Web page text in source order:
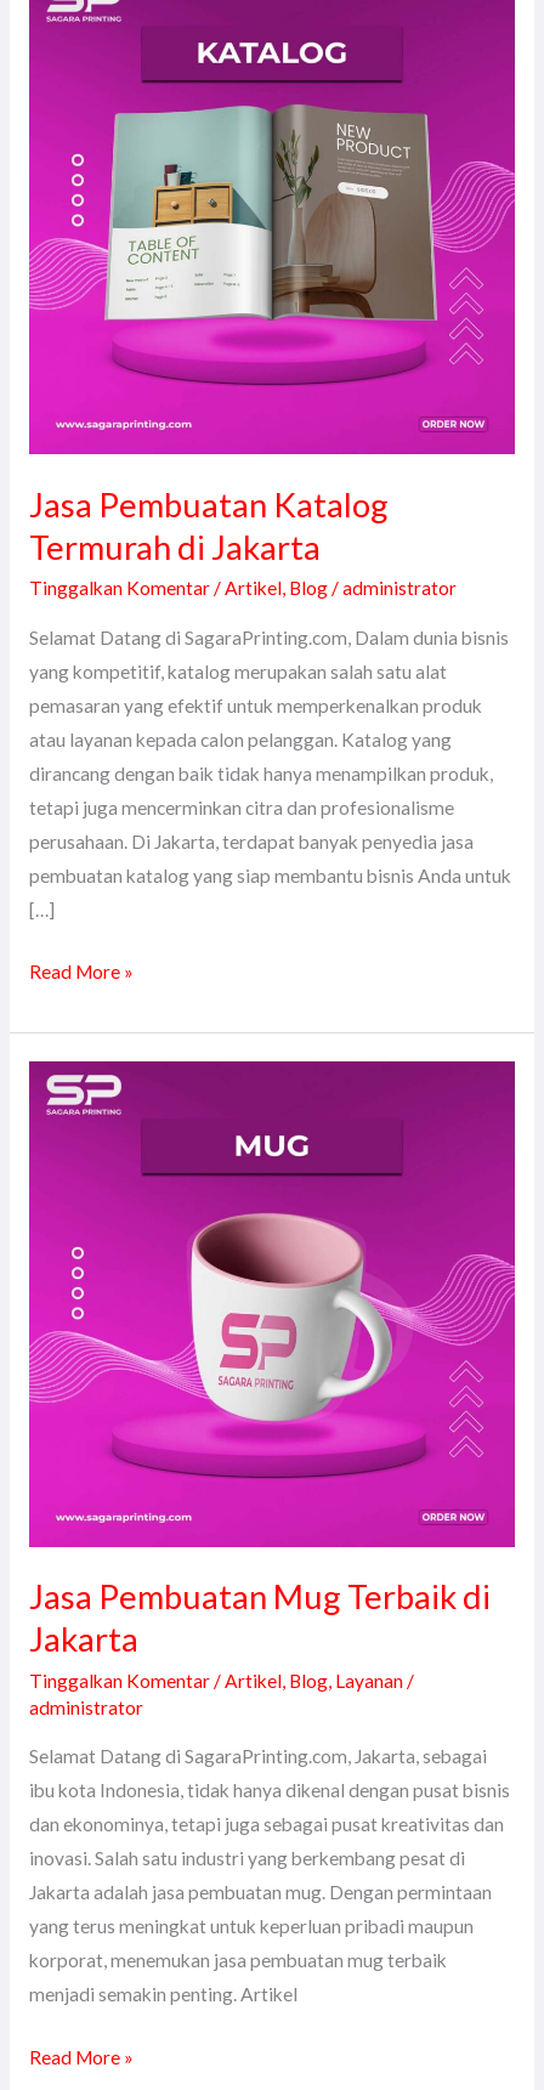
Jasa Pembuatan Katalog
Termurah di Jakarta
Tinggalkan Komentar/Artikel, Blog/administrator
Selamat Datang di SagaraPrinting.com, Dalam dunia bisnis
yang kompetitif, katalog merupakan salah satu alat
pemasaran yang efektif untuk memperkenalkan produk
atau layanan kepada calon pelanggan. Katalog yang
dirancang dengan baik tidak hanya menampilkan produk,
tetapi juga mencerminkan citra dan profesionalisme
perusahaan. Di Jakarta, terdapat banyak penyedia jasa
pembuatan katalog yang siap membantu bisnis Anda untuk
[…]
Pembuatan
Jakarta
Read More »
Jasa Pembuatan Mug Terbaik di
Jakarta
Tinggalkan Komentar/Artikel, Blog, Layanan/
administrator
Selamat Datang di SagaraPrinting.com, Jakarta, sebagai
ibu kota Indonesia, tidak hanya dikenal dengan pusat bisnis
dan ekonominya, tetapi juga sebagai pusat kreativitas dan
inovasi. Salah satu industri yang berkembang pesat di
Jakarta adalah jasa pembuatan mug. Dengan permintaan
yang terus meningkat untuk keperluan pribadi maupun
korporat, menemukan jasa pembuatan mug terbaik
menjadi semakin penting. Artikel
Jasa
Pembuatan
Jakarta
Read More »